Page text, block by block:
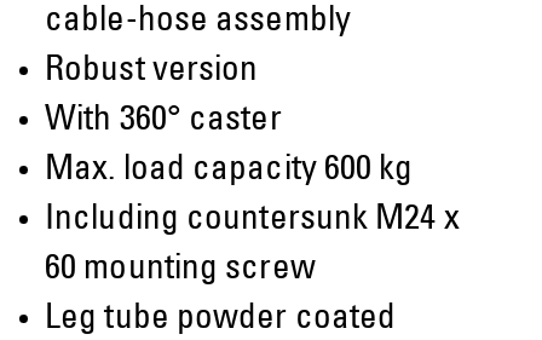
cable-hose assembly
Robust version
With 360° caster
Max. load capacity 600 kg
Including countersunk M24 x
60 mounting screw
Leg tube powder coated